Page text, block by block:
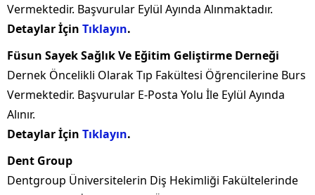
Vermektedir. Başvurular Eylül Ayında Alınmaktadır.
Detaylar İçin Tıklayın.
Füsun Sayek Sağlık Ve Eğitim Geliştirme Derneği
Dernek Öncelikli Olarak Tıp Fakültesi Öğrencilerine Burs
Vermektedir. Başvurular E-Posta Yolu İle Eylül Ayında
Alınır.
Detaylar İçin Tıklayın.
Dent Group
Dentgroup Üniversitelerin Diş Hekimliği Fakültelerinde